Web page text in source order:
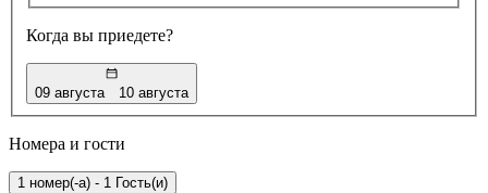
Когда вы приедете?
09 августа 10 августа
Номера и гости
1 номер(-а) - 1 Гость(и)